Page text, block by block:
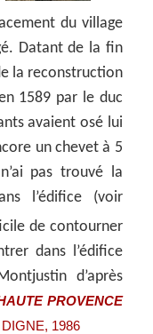
du village
Datant de la fin
la reconstruction
1589 par le duc
avaient osé lui
un chevet à 5
pas trouvé la
l’édifice (voir
de contourner
dans l’édifice
d’après
PROVENCE
DIGNE, 1986